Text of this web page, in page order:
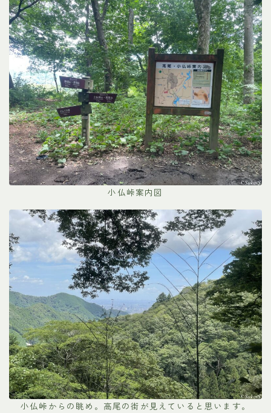
小仏峠案内図
小仏峠からの眺め。高尾の街が見えていると思います。